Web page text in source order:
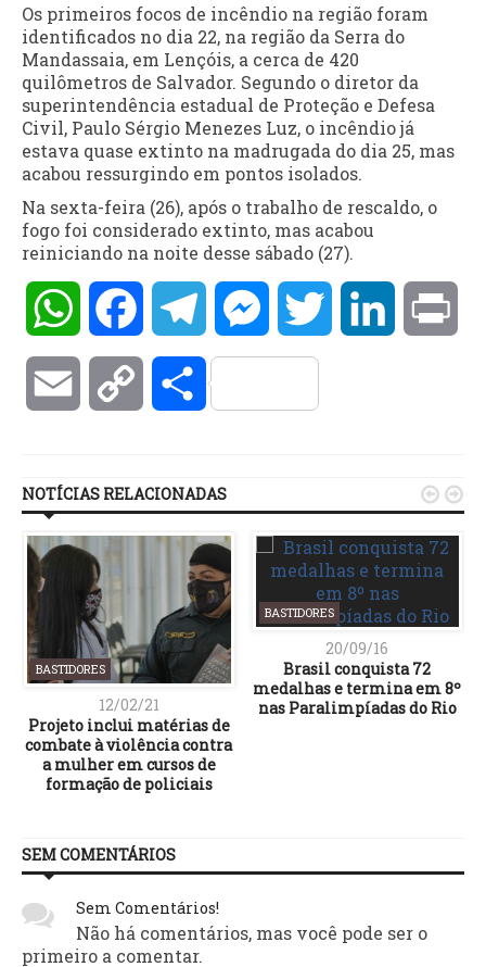
Os primeiros focos de incêndio na região foram
identificados no dia 22, na região da Serra do
Mandassaia, em Lençóis, a cerca de 420
quilômetros de Salvador. Segundo o diretor da
superintendência estadual de Proteção e Defesa
Civil, Paulo Sérgio Menezes Luz, o incêndio já
estava quase extinto na madrugada do dia 25, mas
acabou ressurgindo em pontos isolados.
Na sexta-feira (26), após o trabalho de rescaldo, o
fogo foi considerado extinto, mas acabou
reiniciando na noite desse sábado (27).
WhatsAppFacebookTelegramMessengerTwitter LinkedIn
Email Copy Compartilhar
NOTÍCIAS RELACIONADAS
BASTIDORES
12/02/21
Projeto inclui matérias de
combate à violência contra
a mulher em cursos de
formação de policiais
BASTIDORES
20/09/16
Brasil conquista 72
medalhas e termina em 8º
nas Paralimpíadas do Rio
 
SEM COMENTÁRIOS
Sem Comentários!
Não há comentários, mas você pode ser o
primeiro a comentar.